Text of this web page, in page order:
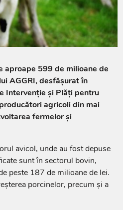
aproape 599 de milioane de
AGGRI, desfășurat în
Intervenție și Plăți pentru
agricoli din mai
fermelor și
avicol, unde au fost depuse
sunt în sectorul bovin,
peste 187 de milioane de lei.
porcinelor, precum și a